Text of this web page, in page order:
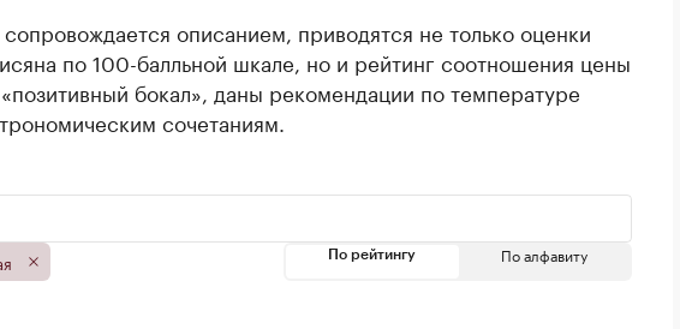
описанием, приводятся не только оценки
по 100-балльной шкале, но и рейтинг соотношения цены
бокал», даны рекомендации по температуре
сочетаниям.
По рейтингу По алфавиту